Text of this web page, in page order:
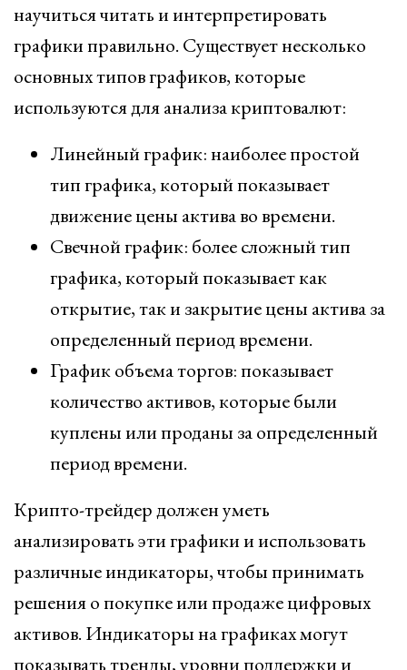
научиться читать и интерпретировать
графики правильно. Существует несколько
основных типов графиков, которые
используются для анализа криптовалют:
Линейный график: наиболее простой
тип графика, который показывает
движение цены актива во времени.
Свечной график: более сложный тип
графика, который показывает как
открытие, так и закрытие цены актива за
определенный период времени.
График объема торгов: показывает
количество активов, которые были
куплены или проданы за определенный
период времени.
Крипто-трейдер должен уметь
анализировать эти графики и использовать
различные индикаторы, чтобы принимать
решения о покупке или продаже цифровых
активов. Индикаторы на графиках могут
показывать тренды, уровни поддержки и